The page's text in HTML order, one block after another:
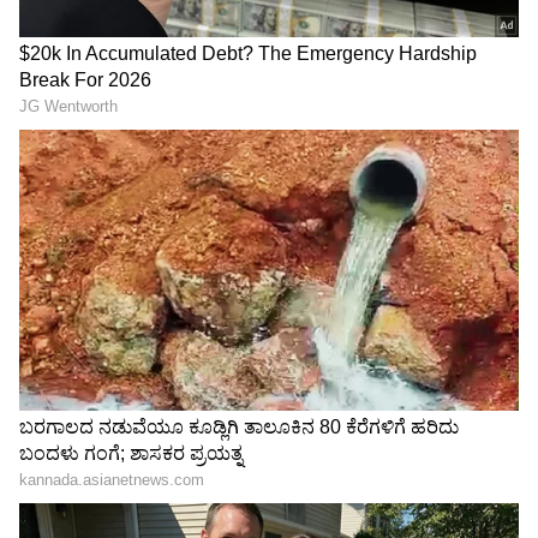
ಭಾರತದ ಸಂವಿಧಾನದ ವೈಶಿಷ್ಟ್ಯ
1 ಲಕ್ಷ ದಂಡ ವಿಧಿಸಿದ ಹೈಕೋರ್ಟ್
! ಏನಿದು ಪ್ರಕರಣ?
ಮೇಜರ್ ಸರ್ಜರಿ, ಇನ್ಮುಂದೆ
ಬಯೋಮೆಟ್ರಿಕ್ ಕಡ್ಡಾಯ, ಎಲ್ಲೆಲ್ಲಿ
ಲಭ್ಯ!
LATEST VIDEOS
"ರಾಜಕೀಯ ಬೇಡ, ಸಿನಿಮಾನೇ ಪ್ರಾಣ":